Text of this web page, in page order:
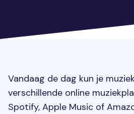
Vandaag de dag kun je
verschillende online
Spotify, Apple Music of